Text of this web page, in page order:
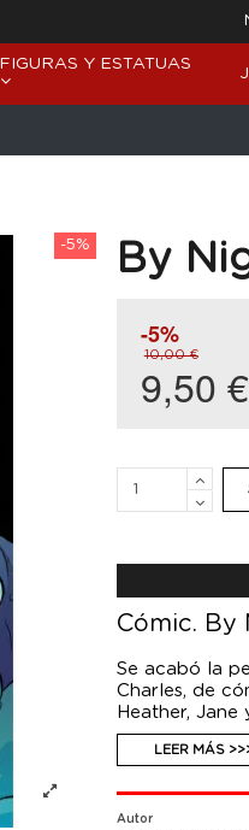
FIGURAS Y ESTATUAS
-5% By
-5%
10,00 €
9,50 €
Cómic. By
Se acabó la
Charles, de
Heather,
tendrán que
literalmente,
LEER MÁS
Autor